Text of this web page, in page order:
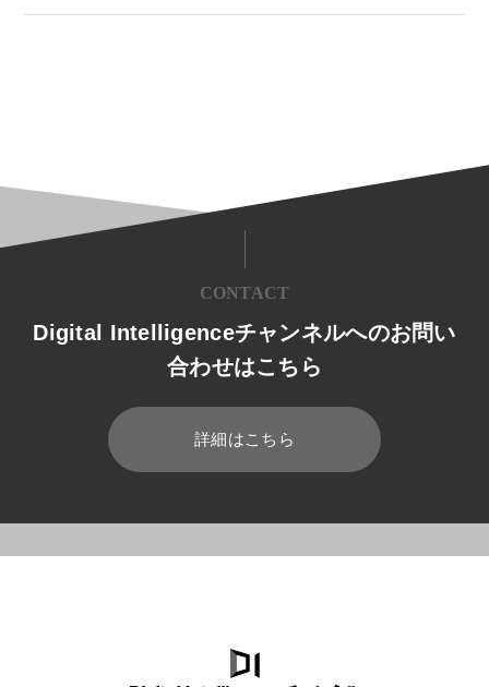
CONTACT
Digital Intelligenceチャンネルへのお問い
合わせはこちら
詳細はこちら